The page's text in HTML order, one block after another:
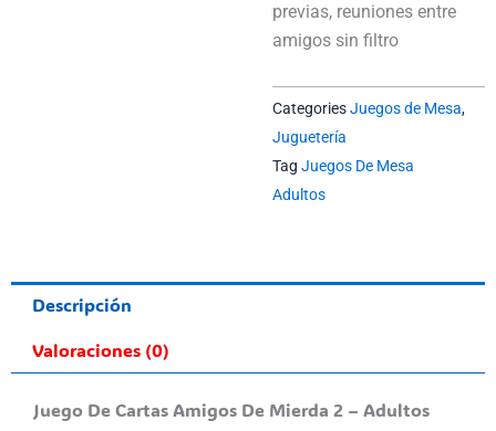
previas, reuniones entre
amigos sin filtro
CategoriesJuegos de Mesa,
Juguetería
Tag Juegos De Mesa
Adultos
Descripción
Valoraciones (0)
Juego De Cartas Amigos De Mierda 2 – Adultos